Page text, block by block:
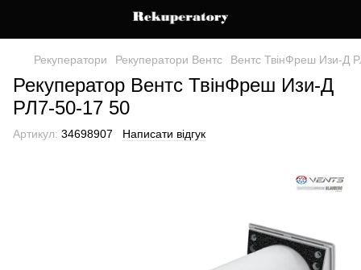
Рекуператори Рекуператори Вентс Вентс ТвінФреш Изи-Д
Рекуператор Вентс ТвінФреш Изи-Д
РЛ7-50-17 50
Артикул: 34698907 Написати відгук